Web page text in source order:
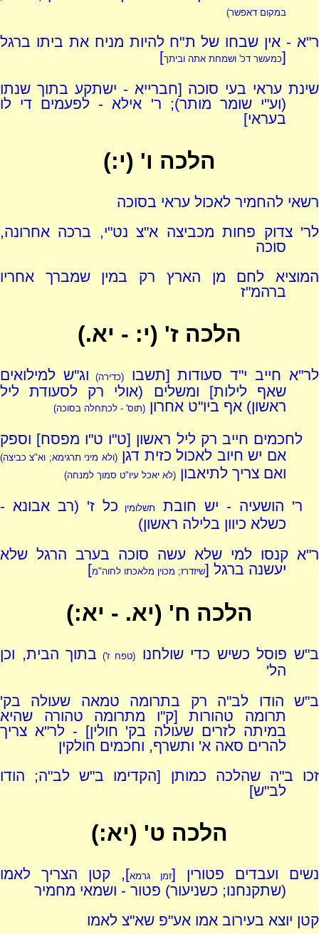
במקום דאפשר)
ר"א - אין שבחו של ת"ח להיות מניח את ביתו ברגל
[כמעשר דכ' ושמחת אתה וביתך]
שינת עראי בעי סוכה [חברייא - ישתקע בתוך שנתו
(וע"י שומר מותר); ר' אילא - לפעמים די לו
בעראי]
הלכה ו' (י:)
רשאי להחמיר לאכול עראי בסוכה
לר' צדוק פחות מכביצה א"צ נט"י, ברכה אחרונה,
סוכה
המוציא לחם מן הארץ רק במין שמברך אחריו
ברהמ"ז
הלכה ז' (י: - יא.)
לר"א חייב י"ד סעודות [תשבו(כדירה) וג"ש למילואים
שאף לילות] ומשלים (אולי רק לסעודת ליל
ראשון) אף ביו"ט אחרון(תוס' - לכתחלה בסוכה)
לחכמים חייב רק ליל ראשון [ט"ו ט"ו מפסח] וספק
אם יש חיוב לאכול כזית דגן(ולא מיני תרגימא; וא"צ כביצה)
ואם צריך לתיאבון(לא יאכל עיו"ט סמוך למנחה)
ר' הושעיה - יש חובת תשלומין כל ז' (רב אבונא -
כשלא כיוון בלילה ראשון)
ר"א קנסו למי שלא עשה סוכה בערב הרגל שלא
יעשנה ברגל [שיזדרז; מכוין מלאכתו לחוה"מ]
הלכה ח' (יא. - יא:)
ב"ש פוסל כשיש כדי שולחנו (טפח ז') בתוך הבית, וכן
הל'
ב"ש הודו לב"ה רק בתרומה טמאה שעולה בק'
תרומה טהורות [ק"ו מתרומה טהורה שהיא
במיתה לזרים שעולה בק' חולין] - לר"א צריך
להרים סאה א' ותשרף, וחכמים חולקין
זכו ב"ה שהלכה כמותן [הקדימו ב"ש לב"ה; הודו
לב"ש]
הלכה ט' (יא:)
נשים ועבדים פטורין [זמן גרמא], קטן הצריך לאמו
(שתקנחנו; כשניעור) פטור - ושמאי מחמיר
קטן יוצא בעירוב אמו אע"פ שא"צ לאמו